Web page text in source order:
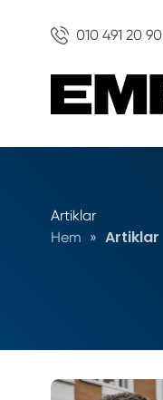
010 491 20 90
Artiklar
Hem » Artiklar